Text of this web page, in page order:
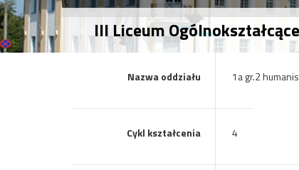
III Liceum
Nazwa oddziału 1a gr.2
Cykl kształcenia 4